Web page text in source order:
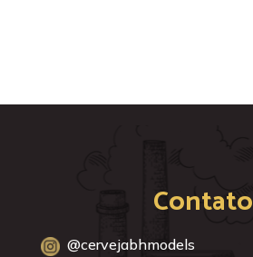
Contato
@cervejabhmodels